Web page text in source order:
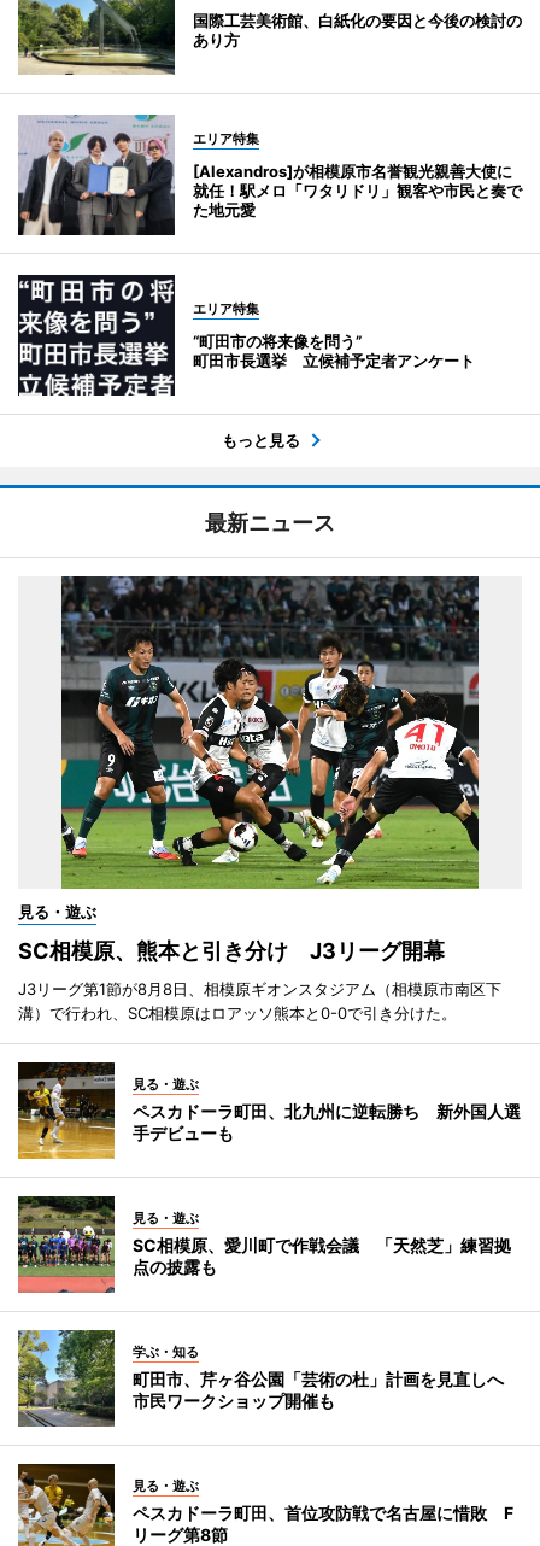
国際工芸美術館、白紙化の要因と今後の検討の
あり方
エリア特集
[Alexandros]が相模原市名誉観光親善大使に
就任！駅メロ「ワタリドリ」観客や市民と奏で
た地元愛
エリア特集
“町田市の将来像を問う”
町田市長選挙 立候補予定者アンケート
もっと見る
最新ニュース
見る・遊ぶ
SC相模原、熊本と引き分け J3リーグ開幕
J3リーグ第1節が8月8日、相模原ギオンスタジアム（相模原市南区下
溝）で行われ、SC相模原はロアッソ熊本と0-0で引き分けた。
見る・遊ぶ
ペスカドーラ町田、北九州に逆転勝ち 新外国人選
手デビューも
見る・遊ぶ
SC相模原、愛川町で作戦会議 「天然芝」練習拠
点の披露も
学ぶ・知る
町田市、芹ヶ谷公園「芸術の杜」計画を見直しへ
市民ワークショップ開催も
見る・遊ぶ
ペスカドーラ町田、首位攻防戦で名古屋に惜敗 F
リーグ第8節